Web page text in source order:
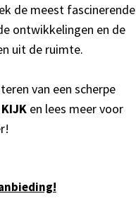
de meest fascinerende
ontwikkelingen en de
uit de ruimte.
van een scherpe
KIJK en lees meer voor